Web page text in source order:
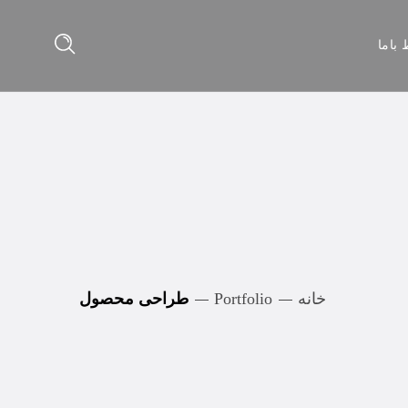
باما
خانه Portfolio طراحی محصول